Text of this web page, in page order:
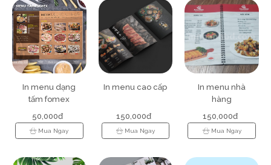
In menu dạng
tấm fomex
50,000đ
Mua Ngay
In menu cao cấp
150,000đ
Mua Ngay
In menu nhà
hàng
150,000đ
Mua Ngay